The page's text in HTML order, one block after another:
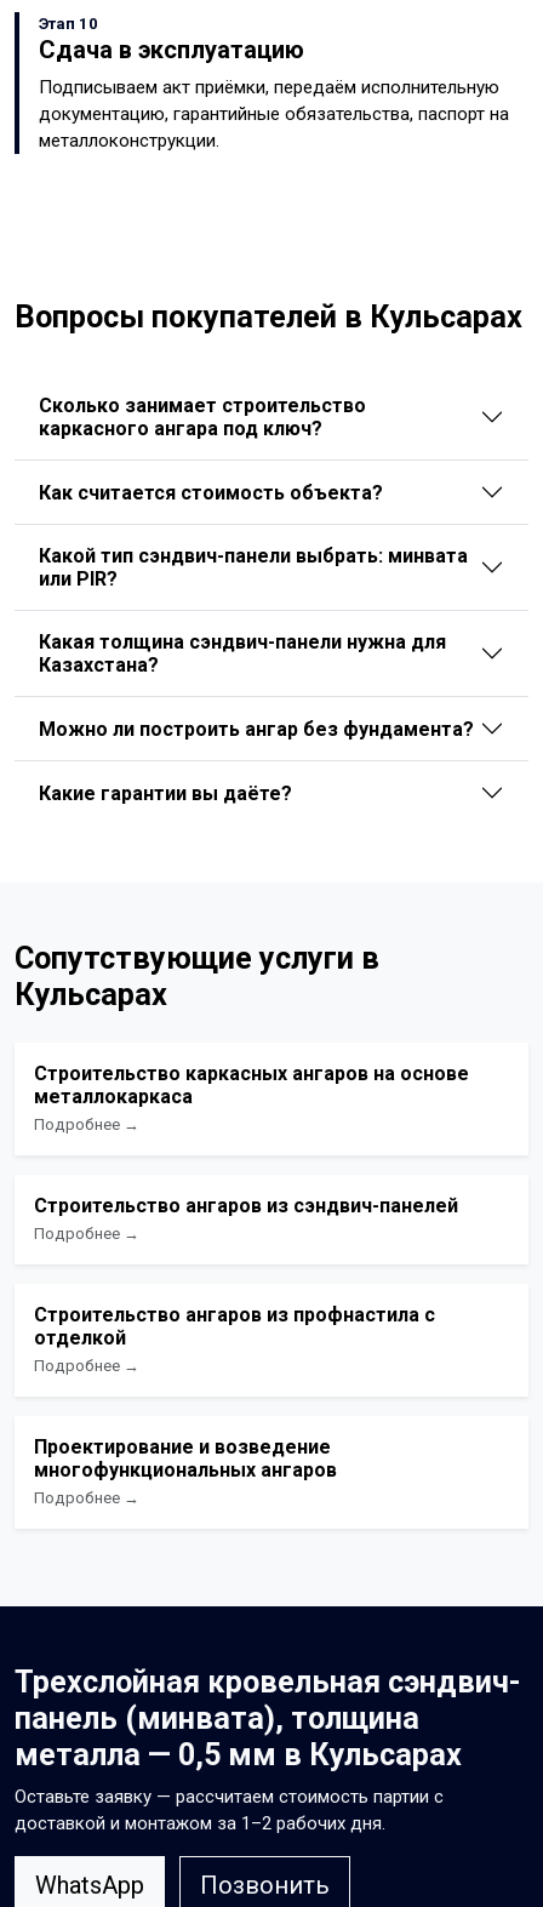
Этап 10
Сдача в эксплуатацию
Подписываем акт приёмки, передаём исполнительную
документацию, гарантийные обязательства, паспорт на
металлоконструкции.
Вопросы покупателей в Кульсарах
Сколько занимает строительство
каркасного ангара под ключ?
Как считается стоимость объекта?
Какой тип сэндвич-панели выбрать: минвата
или PIR?
Какая толщина сэндвич-панели нужна для
Казахстана?
Можно ли построить ангар без фундамента?
Какие гарантии вы даёте?
Сопутствующие услуги в
Кульсарах
Строительство каркасных ангаров на основе
металлокаркаса
Подробнее →
Строительство ангаров из сэндвич-панелей
Подробнее →
Строительство ангаров из профнастила с
отделкой
Подробнее →
Проектирование и возведение
многофункциональных ангаров
Подробнее →
Трехслойная кровельная сэндвич-
панель (минвата), толщина
металла — 0,5 мм в Кульсарах
Оставьте заявку — рассчитаем стоимость партии с
доставкой и монтажом за 1–2 рабочих дня.
WhatsApp Позвонить